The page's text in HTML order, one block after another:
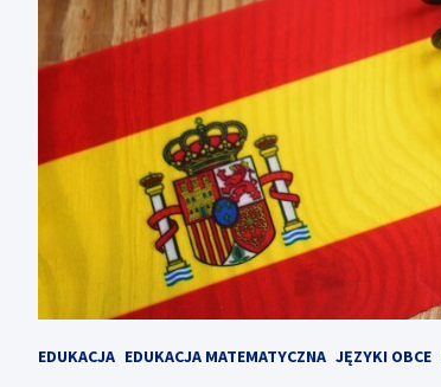
EDUKACJA EDUKACJA MATEMATYCZNA JĘZYKI OBCE